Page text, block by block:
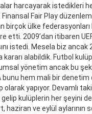
harcayarak istedikleri
Fair Play
birçok ülke
etti. 2009’dan itibaren
istedi. Mesela biz ancak
alabildik. Futbol
yönetim ancak bu
bunu hem mali bir denetim
olarak yapıyor. Devamlı
kulüplerin her şeyini
haziran ve eylül aylarının